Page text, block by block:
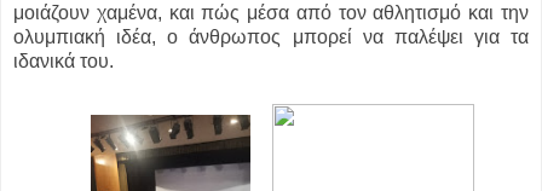
μοιάζουν χαμένα, και πώς μέσα από τον αθλητισμό και την
ολυμπιακή ιδέα, ο άνθρωπος μπορεί να παλέψει για τα
ιδανικά του.